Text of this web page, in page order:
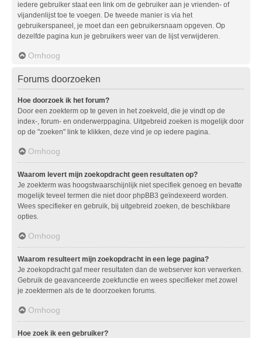
iedere gebruiker staat een link om de gebruiker aan je vrienden- of
vijandenlijst toe te voegen. De tweede manier is via het
gebruikerspaneel, je moet dan een gebruikersnaam opgeven. Op
dezelfde pagina kun je gebruikers weer van de lijst verwijderen.
Omhoog
Forums doorzoeken
Hoe doorzoek ik het forum?
Door een zoekterm op te geven in het zoekveld, die je vindt op de
index-, forum- en onderwerppagina. Uitgebreid zoeken is mogelijk door
op de "zoeken" link te klikken, deze vind je op iedere pagina.
Omhoog
Waarom levert mijn zoekopdracht geen resultaten op?
Je zoekterm was hoogstwaarschijnlijk niet specifiek genoeg en bevatte
mogelijk teveel termen die niet door phpBB3 geïndexeerd worden.
Wees specifieker en gebruik, bij uitgebreid zoeken, de beschikbare
opties.
Omhoog
Waarom resulteert mijn zoekopdracht in een lege pagina?
Je zoekopdracht gaf meer resultaten dan de webserver kon verwerken.
Gebruik de geavanceerde zoekfunctie en wees specifieker met zowel
je zoektermen als de te doorzoeken forums.
Omhoog
Hoe zoek ik een gebruiker?